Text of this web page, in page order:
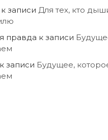
к записи Для тех, кто
правда к записи
к записи Будущее,